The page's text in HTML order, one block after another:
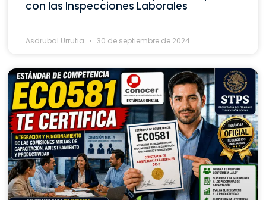
con las Inspecciones Laborales
Asdrubal Urrutia 30 de septiembre de 2024